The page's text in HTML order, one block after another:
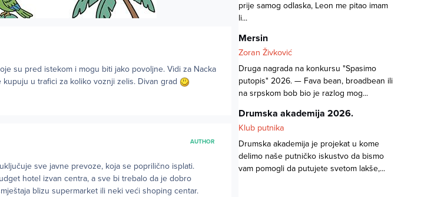
su pred istekom i mogu biti jako povoljne. Vidi za Nacka
u trafici za koliko voznji zelis. Divan grad
AUTHOR
sve javne prevoze, koja se poprilično isplati.
hotel izvan centra, a sve bi trebalo da je dobro
blizu supermarket ili neki veći shoping centar.
prije samog odlaska, Leon me pitao imam
li...
Mersin
Zoran Živković
Druga nagrada na konkursu "Spasimo
putopis" 2026. — Fava bean, broadbean ili
na srpskom bob bio je razlog mog...
Drumska akademija 2026.
Klub putnika
Drumska akademija je projekat u kome
delimo naše putničko iskustvo da bismo
vam pomogli da putujete svetom lakše,...